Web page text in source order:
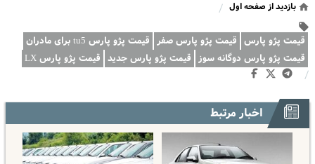
بازدید از صفحه اول /
قیمت پژو پارس قیمت پژو پارس صفر قیمت پژو پارس tu5 برای مادران
قیمت پژو پارس دوگانه سوز قیمت پژو پارس جدید قیمت پژو پارس LX
/
اخبار مرتبط